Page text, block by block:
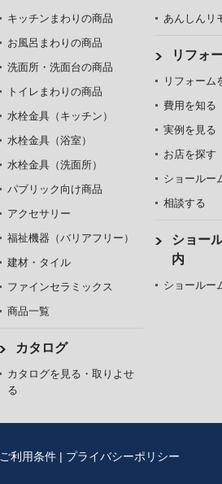
キッチンまわりの商品
お風呂まわりの商品
洗面所・洗面台の商品
トイレまわりの商品
水栓金具（キッチン）
水栓金具（浴室）
水栓金具（洗面所）
パブリック向け商品
アクセサリー
福祉機器（バリアフリー）
建材・タイル
ファインセラミックス
商品一覧
カタログ
カタログを見る・取りよせ
る
あんしんリ
リフォ
リフォーム
費用を知る
実例を見る
お店を探す
ショールー
相談する
ショー
内
ショールー
ご利用条件 | プライバシーポリシー